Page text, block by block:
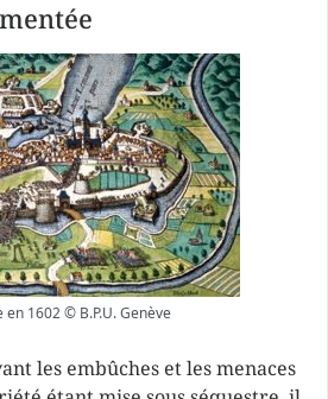
en 1602 © B.P.U. Genève
les embûches et les menaces